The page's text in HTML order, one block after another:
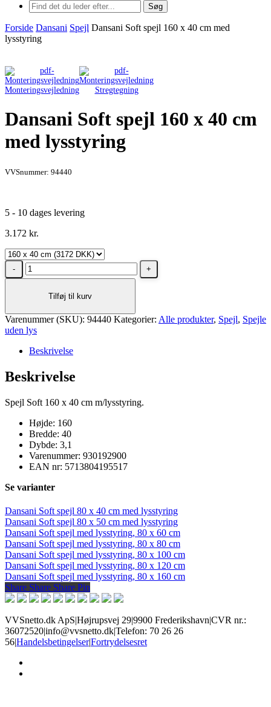
Søg
Forside Dansani Spejl Dansani Soft spejl 160 x 40 cm med
lysstyring
Monteringsvejledning Stregtegning
Dansani Soft spejl 160 x 40 cm
med lysstyring
VVSnummer: 94440
5 - 10 dages levering
3.172 kr.
Dansani
Soft
40
cm
lysstyring
Tilføj til kurv
Varenummer (SKU): 94440 Kategorier: Alle produkter, Spejl, Spejle
uden lys
Beskrivelse
Beskrivelse
Spejl Soft 160 x 40 cm m/lysstyring.
Højde: 160
Bredde: 40
Dybde: 3,1
Varenummer: 930192900
EAN nr: 5713804195517
Se varianter
Dansani Soft spejl 80 x 40 cm med lysstyring
Dansani Soft spejl 80 x 50 cm med lysstyring
Dansani Soft spejl med lysstyring, 80 x 60 cm
Dansani Soft spejl med lysstyring, 80 x 80 cm
Dansani Soft spejl med lysstyring, 80 x 100 cm
Dansani Soft spejl med lysstyring, 80 x 120 cm
Dansani Soft spejl med lysstyring, 80 x 160 cm
Share
Share Share Share Pin
VVSnetto.dk ApS|Højrupsvej 29|9900 Frederikshavn|CVR nr.:
36072520|info@vvsnetto.dk|Telefon: 70 26 26
56|Handelsbetingelser|Fortrydelsesret